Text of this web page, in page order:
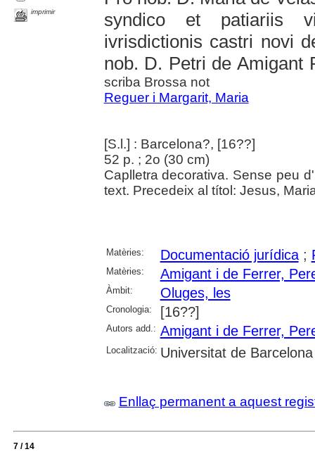
imprimir
syndico et patiariis
ivrisdictionis castri novi
nob. D. Petri de Amigant
scriba Brossa not
Reguer i Margarit, Maria
[S.l.] : Barcelona?, [16??]
52 p. ; 2o (30 cm)
Caplletra decorativa. Sense peu
text. Precedeix al títol: Jesus,
Matèries: Documentació jurídica;
Matèries: Amigant i de Ferrer,
Àmbit: Oluges, les
Cronologia: [16??]
Autors add.: Amigant i de Ferrer,
Localització: Universitat de Barcelona
Enllaç permanent a aquest
7 / 14